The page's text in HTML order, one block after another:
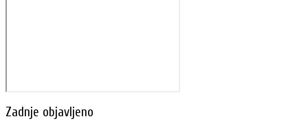
Zadnje objavljeno